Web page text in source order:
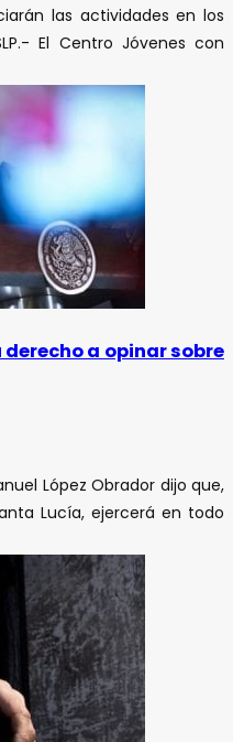
las actividades en los
El Centro Jóvenes con
derecho a opinar sobre
López Obrador dijo que,
Lucía, ejercerá en todo